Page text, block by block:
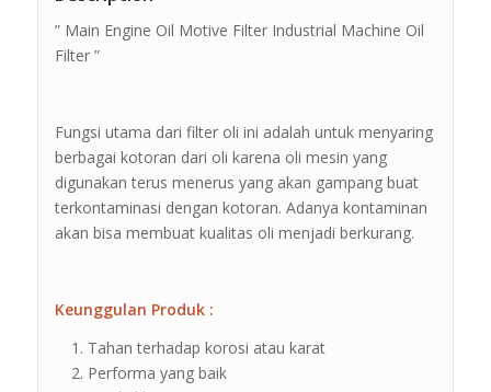
” Main Engine Oil Motive Filter Industrial Machine Oil
Filter ”
Fungsi utama dari filter oli ini adalah untuk menyaring
berbagai kotoran dari oli karena oli mesin yang
digunakan terus menerus yang akan gampang buat
terkontaminasi dengan kotoran. Adanya kontaminan
akan bisa membuat kualitas oli menjadi berkurang.
Keunggulan Produk :
Tahan terhadap korosi atau karat
Performa yang baik